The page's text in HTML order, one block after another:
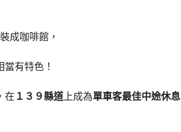
成咖啡館，
有特色！
在 １３９縣道 上成為單車客最佳中途休息